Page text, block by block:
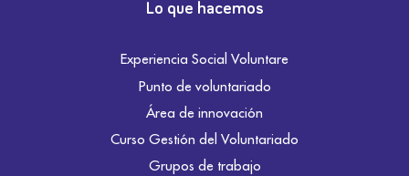
Lo que hacemos
Experiencia Social Voluntare
Punto de voluntariado
Área de innovación
Curso Gestión del Voluntariado
Grupos de trabajo